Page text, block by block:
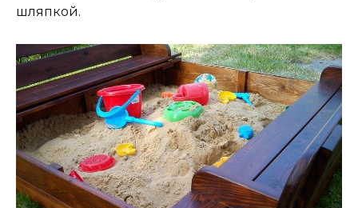
шляпкой.